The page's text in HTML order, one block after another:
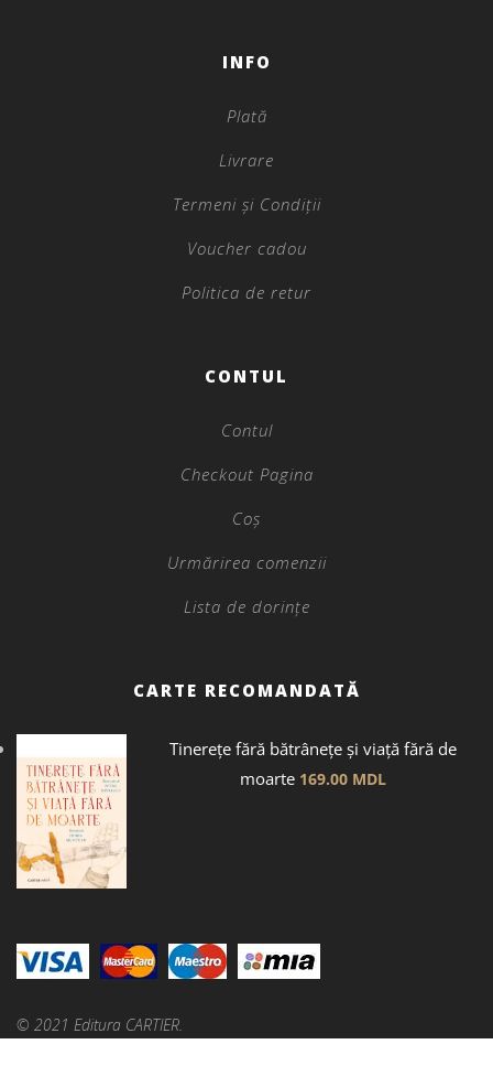
INFO
Plată
Livrare
Termeni și Condiții
Voucher cadou
Politica de retur
CONTUL
Contul
Checkout Pagina
Coș
Urmărirea comenzii
Lista de dorințe
CARTE RECOMANDATĂ
Tinerețe fără bătrânețe și viață fără de
moarte 169.00 MDL
© 2021 Editura CARTIER.